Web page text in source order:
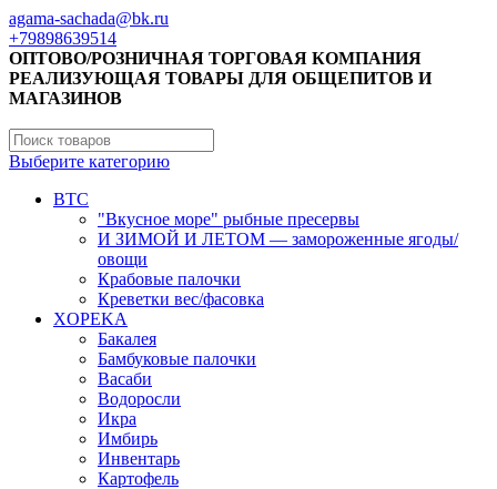
agama-sachada@bk.ru
+79898639514
ОПТОВО/РОЗНИЧНАЯ ТОРГОВАЯ КОМПАНИЯ
РЕАЛИЗУЮЩАЯ ТОВАРЫ ДЛЯ ОБЩЕПИТОВ И
МАГАЗИНОВ
Выберите категорию
BTC
"Вкусное море" рыбные пресервы
И ЗИМОЙ И ЛЕТОМ — замороженные ягоды/
овощи
Крабовые палочки
Креветки вес/фасовка
XOPEKA
Бакалея
Бамбуковые палочки
Васаби
Водоросли
Икра
Имбирь
Инвентарь
Картофель